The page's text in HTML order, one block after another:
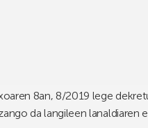
8an, 8/2019 lege
da langileen lanaldiaren